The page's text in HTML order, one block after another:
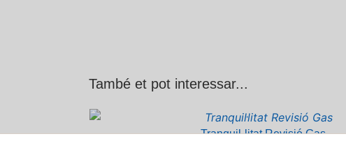
També et pot interessar...
Tranquil·litat Revisió Gas